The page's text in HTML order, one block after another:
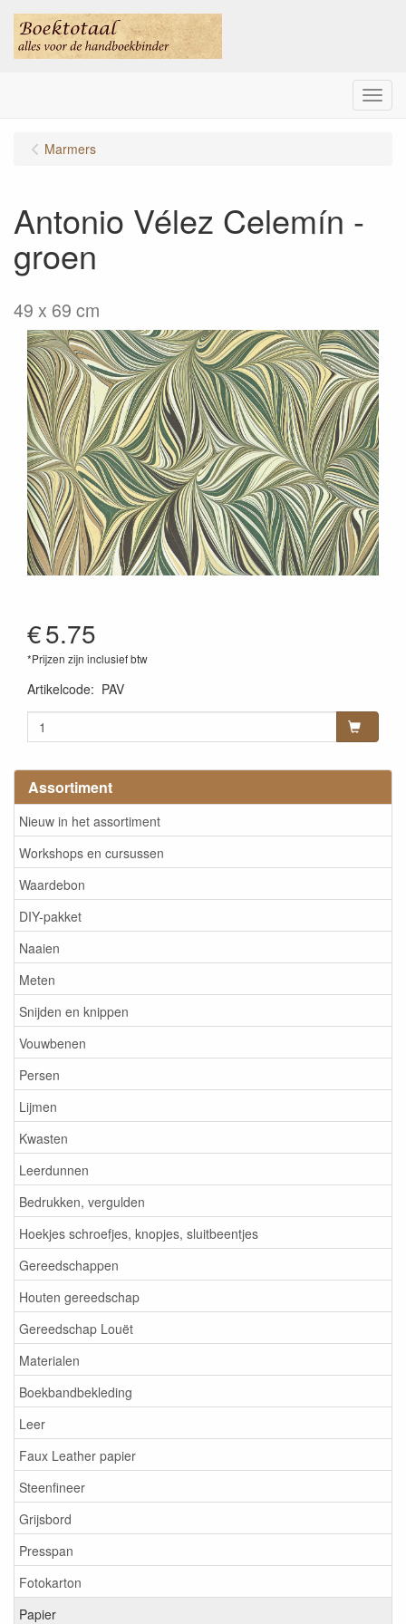
Menu
Assortiment
Nieuw in het assortiment
Workshops en cursussen
Waardebon
DIY-pakket
Naaien
Meten
Snijden en knippen
Vouwbenen
Persen
Lijmen
Kwasten
Leerdunnen
Bedrukken, vergulden
Hoekjes schroefjes, knopjes, sluitbeentjes
Gereedschappen
Houten gereedschap
Gereedschap Louët
Materialen
Boekbandbekleding
Leer
Faux Leather papier
Steenfineer
Grijsbord
Presspan
Fotokarton
Papier
Marmers
Antonio Vélez Celemín -
groen
49 x 69 cm
€5.75
*Prijzen zijn inclusief btw
Artikelcode: PAV